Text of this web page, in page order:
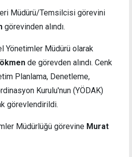
Müdürü/Temsilcisi görevini
görevinden alındı.
Yönetimler Müdürü olarak
de görevden alındı. Cenk
Planlama, Denetleme,
Kurulu'nun (YÖDAK)
görevlendirildi.
Müdürlüğü görevine Murat